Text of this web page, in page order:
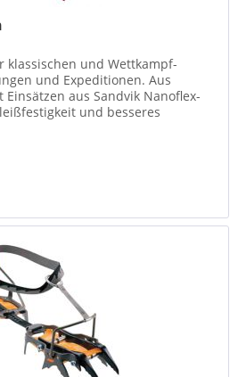
klassischen und Wettkampf-
und Expeditionen. Aus
aus Sandvik Nanoflex-
und besseres